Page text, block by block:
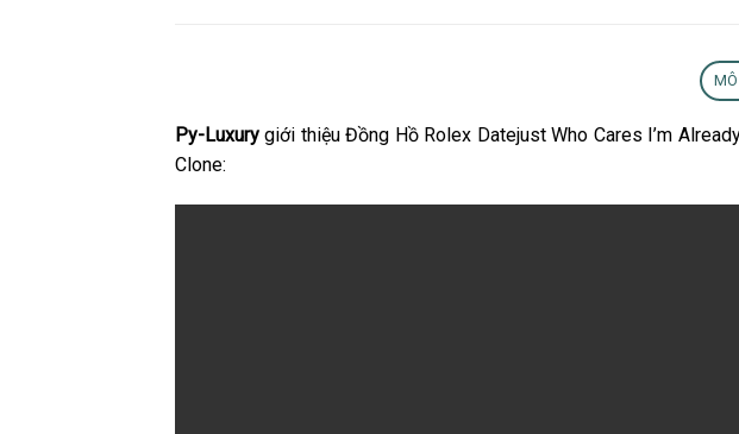
Py-Luxury giới thiệu Đồng Hồ Rolex Datejust Who Cares I’m
Clone: